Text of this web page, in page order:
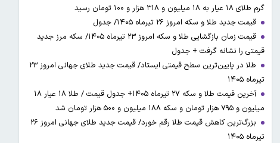
گرم طلای ۱۸ عیار به ۱۸ میلیون و ۳۱۸ هزار و ۱۰۰ تومان رسید
قیمت جدید طلا و سکه امروز ۲۶ تیرماه ۱۴۰۵/ جدول
قیمت زمان بازگشایی طلا و سکه امروز ۲۳ تیرماه ۱۴۰۵/ سکه مرز جدید
قیمتی را نشانه گرفت + جدول
طلا در پایین‌ترین سطح قیمتی ایستاد/ قیمت جدید طلای جهانی امروز ۲۳
تیرماه ۱۴۰۵
آخرین قیمت طلا و سکه ۲۷ تیرماه ۱۴۰۵+ جدول قیمت / طلا ۱۸ عیار ۱۸
میلیون و ۷۹۵ هزار تومان و سکه ۱۸۸ میلیون و ۵۰۰ هزار تومان شد
بزرگ‌ترین کاهش قیمت طلا رقم خورد/ قیمت جدید طلای جهانی امروز ۲۶
تیرماه ۱۴۰۵